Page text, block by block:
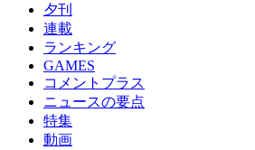
夕刊
連載
ランキング
GAMES
コメントプラス
ニュースの要点
特集
動画